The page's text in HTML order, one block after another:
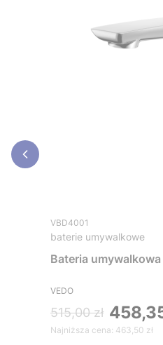
VBD4001
baterie umywalkowe
Bateria
VEDO
515,00 zł
Najniższa cena: 463,50 zł